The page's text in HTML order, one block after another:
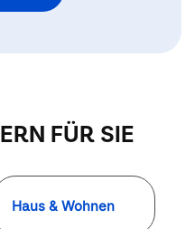
FÜR SIE
Haus & Wohnen